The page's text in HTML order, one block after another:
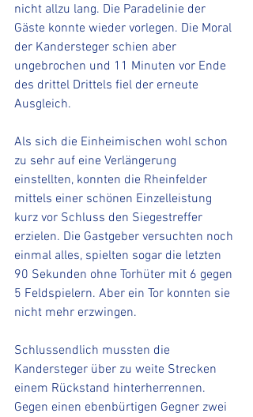
nicht allzu lang. Die Paradelinie der
Gäste konnte wieder vorlegen. Die Moral
der Kandersteger schien aber
ungebrochen und 11 Minuten vor Ende
des drittel Drittels fiel der erneute
Ausgleich.
Als sich die Einheimischen wohl schon
zu sehr auf eine Verlängerung
einstellten, konnten die Rheinfelder
mittels einer schönen Einzelleistung
kurz vor Schluss den Siegestreffer
erzielen. Die Gastgeber versuchten noch
einmal alles, spielten sogar die letzten
90 Sekunden ohne Torhüter mit 6 gegen
5 Feldspielern. Aber ein Tor konnten sie
nicht mehr erzwingen.
Schlussendlich mussten die
Kandersteger über zu weite Strecken
einem Rückstand hinterherrennen.
Gegen einen ebenbürtigen Gegner zwei